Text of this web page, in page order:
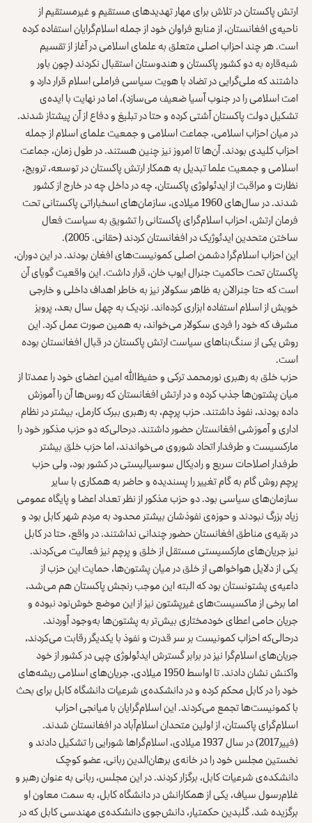
ارتش پاکستان در تلاش برای مهار تهدیدهای مستقیم و غیر‌مستقیم از
ناحیه‌ی افغانستان‌، از منابع فراوان خود از جمله اسلام‌گرایان استفاده کرده
است. هر چند احزاب اصلی متعلق به علمای اسلامی در آغاز از تقسیم
شبه‌قاره به دو کشور پاکستان و هندوستان استقبال نکردند (چون باور
داشتند که ملی‌گرایی در تضاد با هویت سیاسی فرا‌ملی اسلام قرار دارد و
امت اسلامی را در جنوب آسیا ضعیف می‌سازد)، اما در نهایت با ایده‌ی
تشکیل دولت پاکستان آشتی کرده و حتا در تبلیغ و دفاع از آن پیشتاز شدند.
در میان احزاب اسلامی، جماعت اسلامی و جمعیت علمای اسلام از جمله
احزاب کلیدی بودند. آن‌ها تا امروز نیز چنین هستند. در طول زمان، جماعت
اسلامی و جمعیت علما تبدیل به همکار ارتش پاکستان در توسعه، ترویج،
نظارت و مراقبت از ایدئولوژی پاکستان، چه در داخل چه در خارج از کشور
شدند. در سال‌های 1960 میلادی، سازمان‌های اسخباراتی پاکستانی تحت
فرمان ارتش، احزاب اسلام‌گرای پاکستانی را ‌‌تشویق به سیاست فعال
ساختن متحدین ایدئوژیک در افغانستان کردند (حقانی. 2005).
این احزاب اسلام‌گرا دشمن اصلی کمونیست‌های افغان بودند. در این دوران،
پاکستان تحت حاکمیت جنرال ایوب خان، قرار داشت. این واقعیت گویای آن
است که حتا جنرالان به ظاهر سکولار نیز به خاطر اهداف داخلی و خارجی
خویش از اسلام استفاده ابزاری کرده‌اند. نزدیک به چهل سال بعد، پرویز
مشرف که خود را فردی سکولار می‌خواند، به همین صورت عمل کرد. این
روش یکی از سنگ‌بناهای سیاست ارتش پاکستان در قبال افغانستان بوده
است.
حزب خلق به رهبری نور‌محمد ترکی و حفیظ‌الله امین اعضای خود را عمدتا از
میان پشتون‌ها جذب کرده و در ارتش افغانستان که روس‌ها آن را آموزش
داده بودند، نفوذ داشتند. حزب پرچم، به رهبری ببرک کارمل، بیشتر در نظام
اداری و آموزشی افغانستان حضور داشتند. در‌حالی‌که دو حزب مذکور خود را
مارکسیست و طرفدار اتحاد شوروی می‌خواندند، اما حزب خلق بیشتر
طرفدار اصلاحات سریع و رادیکال سوسیالیستی در کشور بود، ولی حزب
پرچم روش گام به گام تغییر را پسندیده و حاضر به همکاری با سایر
سازمان‌های سیاسی بود. دو حزب مذکور از نظر تعداد ‌اعضا و پایگاه عمومی
زیاد بزرگ نبودند و حوزه‌ی نفوذشان بیشتر محدود به مردم شهر کابل بود و
در بقیه‌ی مناطق افغانستان حضور چندانی نداشتند. در واقع، حتا در کابل
نیز جریان‌‌های مارکسیستی مستقل از خلق و پرچم نیز فعالیت می‌کردند.
یکی از دلایل هواخواهی از خلق در میان پشتون‌ها، حمایت این حزب از
داعیه‌ی پشتونستان بود که البته این موجب رنجش پاکستان هم می‌شد،
اما برخی از ماکسیست‌های غیر‌پشتون نیز از این موضع خوش‌نود نبوده و
جریان حامی اعطای خودمختاری بیش‌تر به پشتون‌ها به‌وجود آوردند.
در‌حالی‌که احزاب کمونیست بر سر قدرت و نفوذ با یکدیگر رقابت می‌کردند،
جریان‌های اسلام‌گرا نیز در برابر گسترش ایدئولوژی چپی در کشور از خود
واکنش نشان دادند. تا اواسط 1950 میلادی، جریان‌های اسلامی ریشه‌های
خود را در کابل محکم کرده و در دانشکده‌ی شرعیات دانشگاه کابل برای بحث
با کمونیست‌ها تجمع می‌کردند. این اسلام‌گرایان با میانجی احزاب
اسلام‌گرای پاکستان، از اولین متحدان اسلام‌آباد در افغانستان شدند.
(فییر2017) در سال 1937 میلادی، اسلام‌گراها شورایی را تشکیل دادند و
نخستین مجلس خود را در خانه‌ی برهان‌الدین ربانی، عضو کوچک
دانشکده‌ی شرعیات کابل، برگزار کردند. در این مجلس، ربانی به عنوان رهبر و
غلام‌رسول سیاف، یکی از همکارانش در دانشگاه کابل، به سمت معاون او
برگزیده شد. گلبدین حکمتیار، دانش‌جوی دانشکده‌ی مهندسی کابل که در